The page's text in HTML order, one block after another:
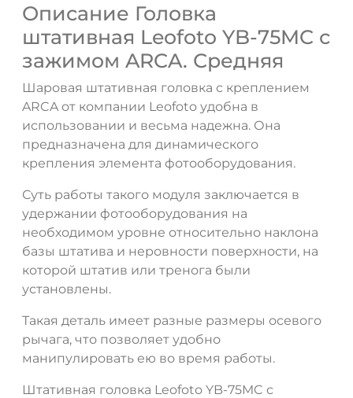
Описание Головка
штативная Leofoto YB-75MC с
зажимом ARCA. Средняя
Шаровая штативная головка с креплением
ARCA от компании Leofoto удобна в
использовании и весьма надежна. Она
предназначена для динамического
крепления элемента фотооборудования.
Суть работы такого модуля заключается в
удержании фотооборудования на
необходимом уровне относительно наклона
базы штатива и неровности поверхности, на
которой штатив или тренога были
установлены.
Такая деталь имеет разные размеры осевого
рычага, что позволяет удобно
манипулировать ею во время работы.
Штативная головка Leofoto YB-75MC с